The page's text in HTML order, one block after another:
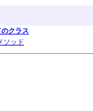
クラス
ソッド